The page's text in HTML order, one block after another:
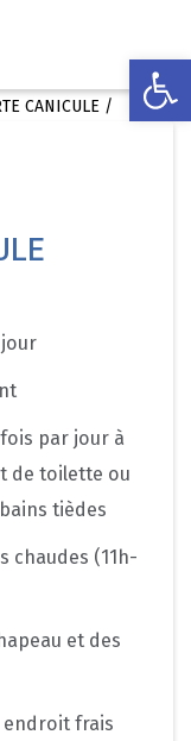
Ouvrir
CANICULE /
jour
par jour à
de toilette ou
tièdes
chaudes (11h-
et des
endroit frais